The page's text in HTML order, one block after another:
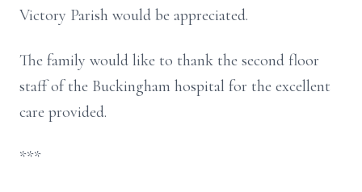
Victory Parish would be appreciated.
The family would like to thank the second floor
staff of the Buckingham hospital for the excellent
care provided.
***